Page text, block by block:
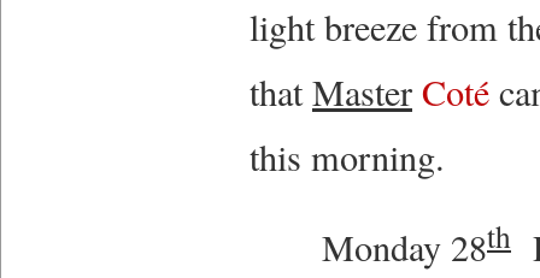
light breeze from
thatMasterCoté
this morning.
Monday 28th